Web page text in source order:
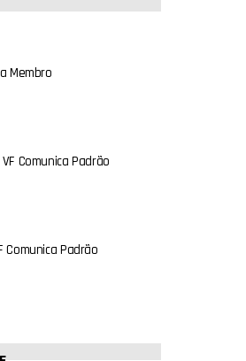
Membro
Comunica Padrão
Comunica Padrão